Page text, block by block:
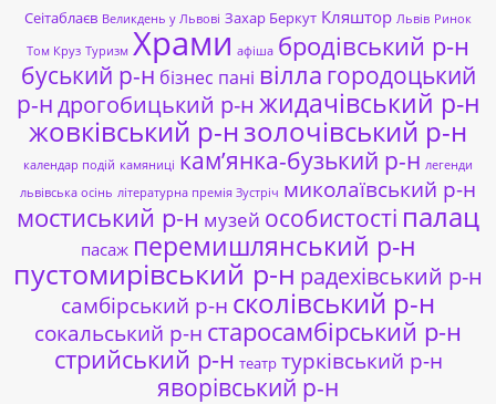
Сеітаблаєв Великдень у Львові Захар Беркут Кляштор Львів Ринок
Том Круз Туризм Храми афіша бродівський р-н
буський р-н бізнес пані вілла городоцький
р-ндрогобицький р-н жидачівський р-н
жовківський р-нзолочівський р-н
календар подій камяниці кам’янка-бузький р-н легенди
львівська осінь літературна премія Зустріч миколаївський р-н
мостиський р-н музей особистості палац
пасаж перемишлянський р-н
пустомирівський р-н радехівський р-н
самбірський р-н сколівський р-н
сокальський р-н старосамбірський р-н
стрийський р-н театр турківський р-н
яворівський р-н